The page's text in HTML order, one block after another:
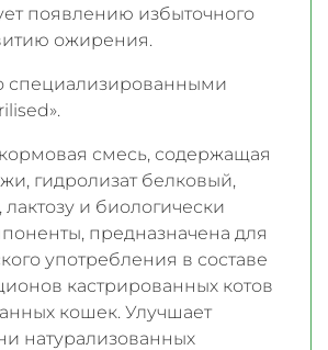
появлению избыточного
ожирения.
специализированными
кормовая смесь, содержащая
гидролизат белковый,
и биологически
предназначена для
употребления в составе
кастрированных котов
кошек. Улучшает
натурализованных